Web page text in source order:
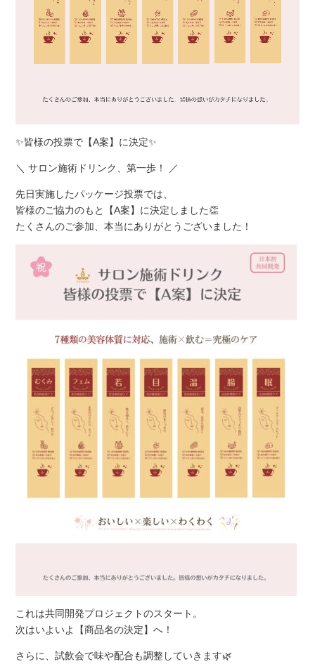
✨皆様の投票で【A案】に決定✨
＼ サロン施術ドリンク、第一歩！ ／
先日実施したパッケージ投票では、
皆様のご協力のもと【A案】に決定しました👏
たくさんのご参加、本当にありがとうございました！
これは共同開発プロジェクトのスタート。
次はいよいよ【商品名の決定】へ！
さらに、試飲会で味や配合も調整していきます🌿